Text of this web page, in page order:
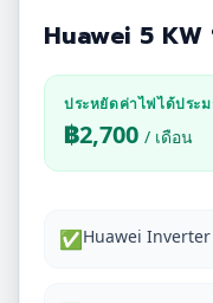
Huawei 5 KW
ประหยัดค่าไฟได้ประ
฿2,700 / เดือน
✅Huawei Inverter